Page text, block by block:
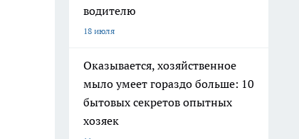
водителю
18 июля
Оказывается, хозяйственное
мыло умеет гораздо больше: 10
бытовых секретов опытных
хозяек